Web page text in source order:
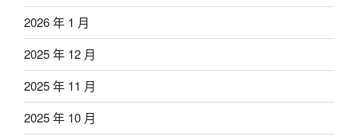
2026 年 1 月
2025 年 12 月
2025 年 11 月
2025 年 10 月